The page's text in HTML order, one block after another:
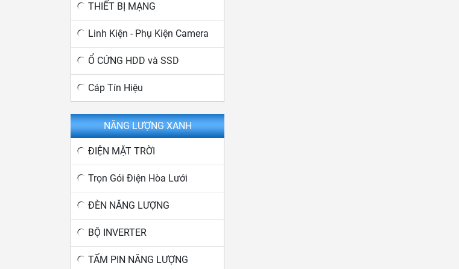
THIẾT BỊ MẠNG
Linh Kiện - Phụ Kiện Camera
Ổ CỨNG HDD và SSD
Cáp Tín Hiệu
NĂNG LƯỢNG XANH
ĐIỆN MẶT TRỜI
Trọn Gói Điện Hòa Lưới
ĐÈN NĂNG LƯỢNG
BỘ INVERTER
TẤM PIN NĂNG LƯỢNG